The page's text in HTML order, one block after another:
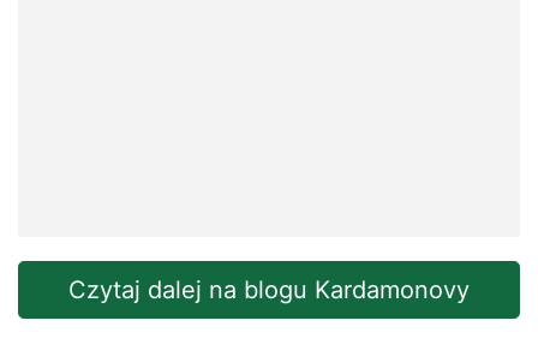
Czytaj dalej na blogu Kardamonovy